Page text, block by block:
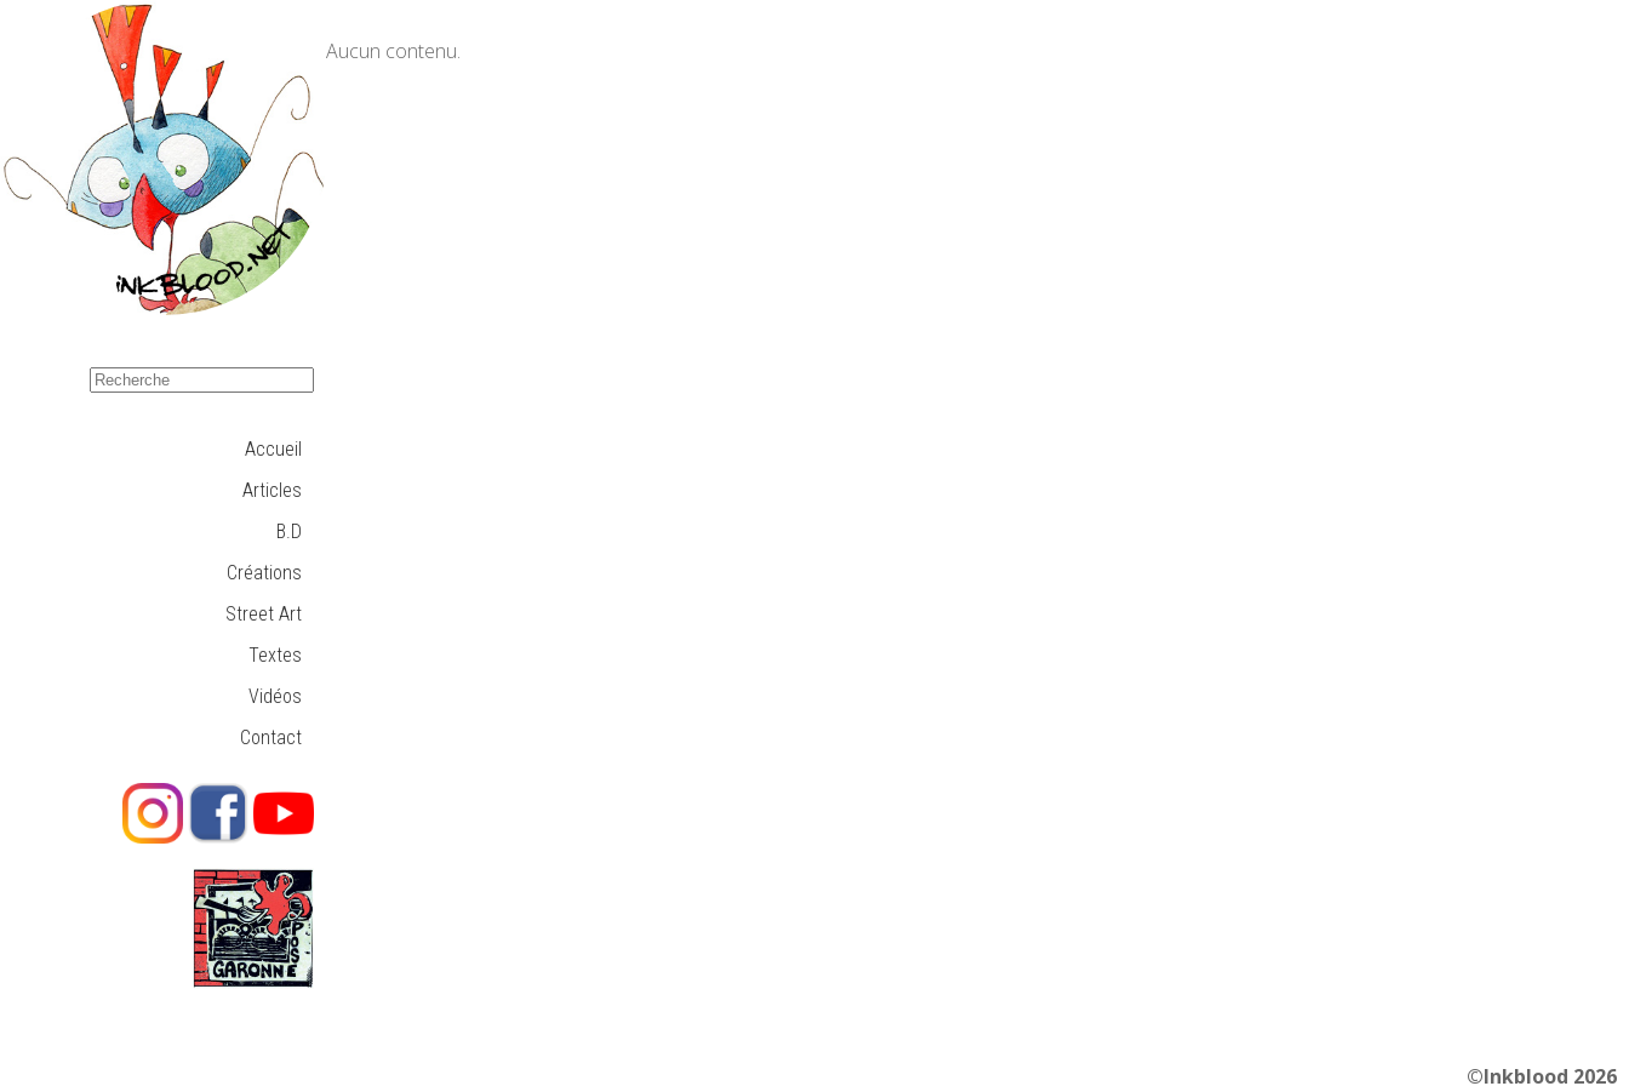
Accueil
Articles
B.D
Créations
Street Art
Textes
Vidéos
Contact
Aucun contenu.
©Inkblood 2026